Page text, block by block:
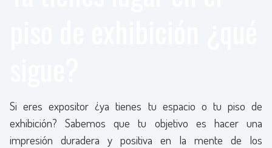
Si eres expositor ¿ya tienes tu espacio o tu piso de
exhibición? Sabemos que tu objetivo es hacer una
impresión duradera y positiva en la mente de los